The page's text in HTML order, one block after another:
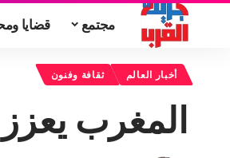
مجتمع قضايا
أخبار العالم ثقافة وفنون
المغرب